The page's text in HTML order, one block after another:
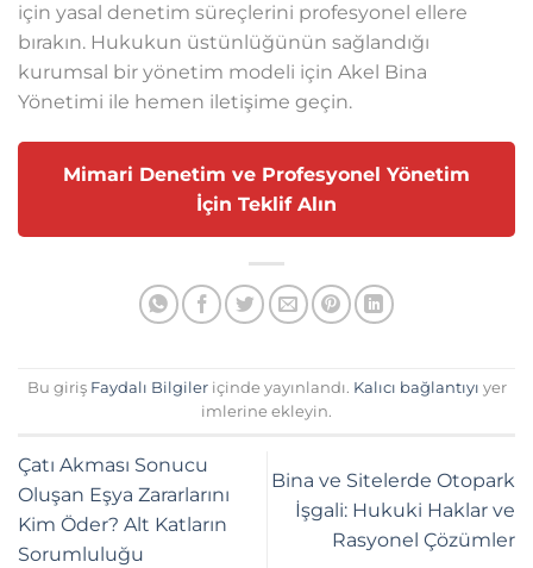
için yasal denetim süreçlerini profesyonel ellere
bırakın. Hukukun üstünlüğünün sağlandığı
kurumsal bir yönetim modeli için Akel Bina
Yönetimi ile hemen iletişime geçin.
Mimari Denetim ve Profesyonel Yönetim
İçin Teklif Alın
Bu giriş Faydalı Bilgileriçinde yayınlandı. Kalıcı bağlantıyı yer
imlerine ekleyin.
Çatı Akması Sonucu
Oluşan Eşya Zararlarını
Kim Öder? Alt Katların
Sorumluluğu
Bina ve Sitelerde Otopark
İşgali: Hukuki Haklar ve
Rasyonel Çözümler